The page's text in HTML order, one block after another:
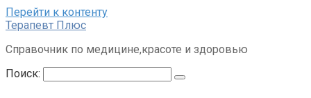
Перейти к контенту
Терапевт Плюс
Справочник по медицине,красоте и здоровью
Поиск: